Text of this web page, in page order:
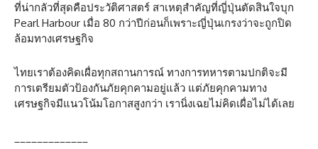
ที่น่ากลัวที่สุดคือประวัติศาสตร์ สาเหตุสำคัญที่ญี่ปุ่นตัดสินใจบุก
Pearl Harbour เมื่อ 80 กว่าปีก่อนก็เพราะญี่ปุ่นเกรงว่าจะถูกปิด
ล้อมทางเศรษฐกิจ
ไทยเราต้องคิดเผื่อทุกสถานการณ์ ทางการทหารตามปกติจะมี
การเตรียมตัวป้องกันภัยคุกคามอยู่แล้ว แต่ภัยคุกคามทาง
เศรษฐกิจมีแนวโน้มโอกาสสูงกว่า เรานิ่งเฉยไม่คิดเผื่อไม่ได้เลย